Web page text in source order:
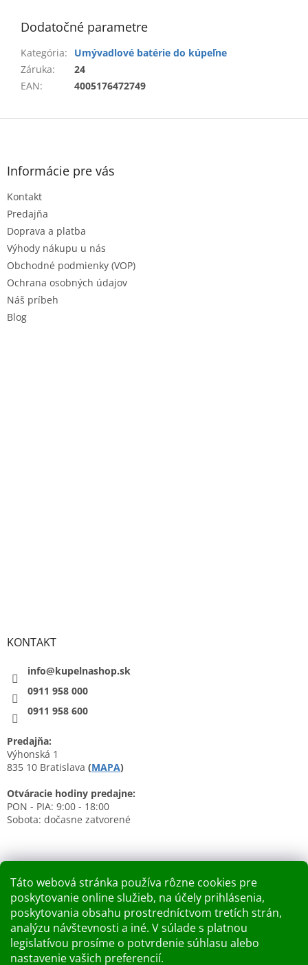
Táto webová stránka používa rôzne cookies pre
poskytovanie online služieb, na účely prihlásenia,
poskytovania obsahu prostredníctvom tretích strán,
analýzu návštevnosti a iné. V súlade s platnou
legislatívou prosíme o potvrdenie súhlasu alebo
nastavenie vašich preferencií.
Dodatočné parametre
Kategória:
Umývadlové batérie do kúpeľne
Záruka:
24
EAN: 4005176472749
Z
Informácie pre vás
Kontakt
Predajňa
Doprava a platba
Výhody nákupu u nás
Obchodné podmienky (VOP)
Ochrana osobných údajov
Náš príbeh
Blog
KONTAKT
info@kupelnashop.sk
0911 958 000
0911 958 600
Predajňa:
Výhonská 1
835 10 Bratislava (MAPA)
Otváracie hodiny predajne:
PON - PIA: 9:00 - 18:00
Sobota: dočasne zatvorené
Nákupný košík
0KS / 0 €